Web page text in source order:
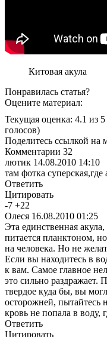
Китовая акула
Понравилась статья?
Оцените материал:
Текущая оценка: 4.1 из 5
голосов)
Поделитесь ссылкой на
Комментарии 32
лютик 14.08.2010 14:10
там фотка
Ответить
Цитировать
-7 +22
Олеся 16.08.2010 01:25
Эта единственная
питается планктоном,
на человека. Но не
Если вы находитесь в
к вам. Самое главное
это сильно раздражает.
твердое куда бы, вы
осторожней, пытайтесь
кровь не попала в воду,
Ответить
Цитировать